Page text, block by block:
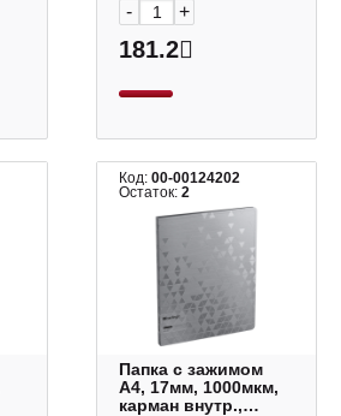
- +
181.2
Код:00-00124202
Остаток:2
Папка с зажимом
А4, 17мм, 1000мкм,
карман внутр.,